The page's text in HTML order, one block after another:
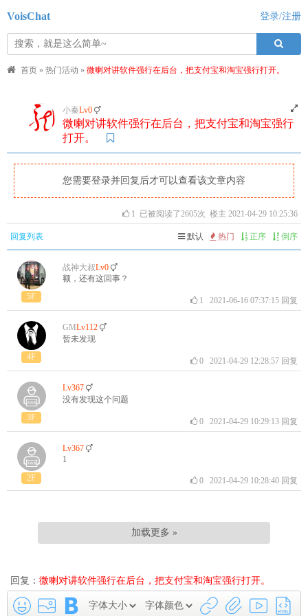
VoisChat 登录/注册
首页 » 热门活动 » 微喇对讲软件强行在后台，把支付宝和淘宝强行打开。
小秦Lv0
微喇对讲软件强行在后台，把支付宝和淘宝强行
打开。
您需要登录并回复后才可以查看该文章内容
1 已被阅读了2605次 楼主 2021-04-29 10:25:36
回复列表 默认 热门 正序 倒序
5F
战神大叔Lv0
额，还有这回事？
1 2021-06-16 07:37:15 回复
4F
GMLv112
暂未发现
02021-04-29 12:28:57 回复
3F
Lv367
没有发现这个问题
02021-04-29 10:29:13 回复
2F
Lv367
1
02021-04-29 10:28:40 回复
加载更多 »
回复： 微喇对讲软件强行在后台，把支付宝和淘宝强行打开。